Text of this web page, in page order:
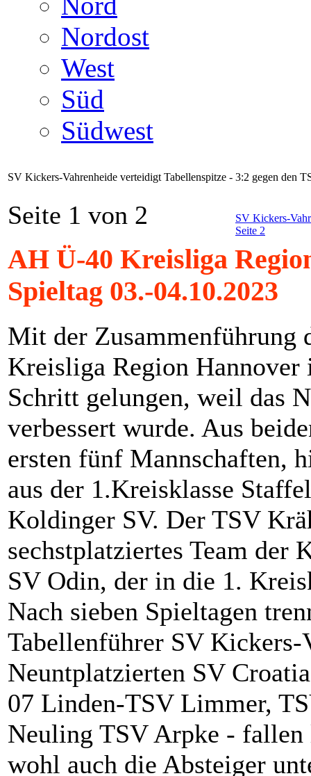
Nordost
West
Süd
Südwest
SV Kickers-Vahrenheide verteidigt Tabellenspitze - 3:2 gegen den
SV Kickers-
Seite 2
Seite 1 von 2
AH Ü-40 Kreisliga
Spieltag 03.-04.10.2023
Mit der Zusammenführung
Kreisliga Region
Schritt gelungen, weil das
verbessert wurde. Aus
ersten fünf Mannschaften,
aus der 1.Kreisklasse
Koldinger SV. Der TSV
sechstplatziertes Team der
SV Odin, der in die 1.
Nach sieben Spieltagen
Tabellenführer SV Kickers-
Neuntplatzierten SV
07 Linden-TSV Limmer,
Neuling TSV Arpke - fallen
wohl auch die Absteiger